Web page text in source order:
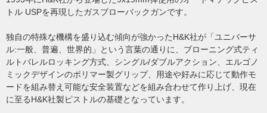
トル USPを再現したガスブローバックガンです。
独自の特殊な機構を盛り込む傾向が強かったH&K社が「ユニバーサ
ル:一般、普遍、世界的」という言葉の通りに、ブローニング式ティ
ルトバレルロッキング方式、シングル/ダブルアクション、エルゴノ
ミックデザインのポリマー製グリップ、用途や好みに応じて動作モ
ードを組み替え可能な安全装置などを組み合わせて作り上げ、現在
に至るH&K社製ピストルの基礎となっています。